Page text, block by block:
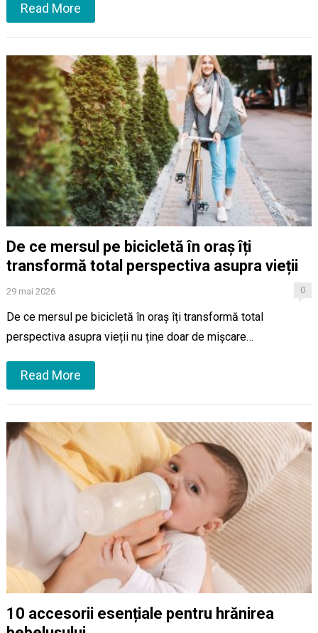
Read More
De ce mersul pe bicicletă în oraș îți
transformă total perspectiva asupra vieții
29 mai 2026 0
De ce mersul pe bicicletă în oraș îți transformă total
perspectiva asupra vieții nu ține doar de mișcare…
Read More
10 accesorii esențiale pentru hrănirea